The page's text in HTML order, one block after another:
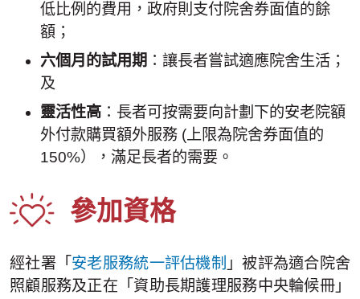
低比例的費用，政府則支付院舍券面值的餘
額；
六個月的試用期 ：讓長者嘗試適應院舍生活；
及
靈活性高 ：長者可按需要向計劃下的安老院額
外付款購買額外服務 (上限為院舍券面值的
150%），滿足長者的需要。
參加資格
經社署「 安老服務統一評估機制 」被評為適合院舍
照顧服務及正在「資助長期護理服務中央輪候冊」